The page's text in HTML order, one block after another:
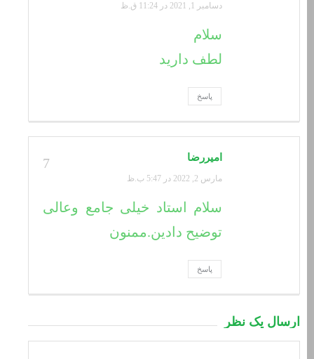
دسامبر 1, 2021 در 11:24 ق.ظ
سلام
لطف دارید
پاسخ
7 امیررضا
مارس 2, 2022 در 5:47 ب.ظ
سلام استاد خیلی جامع وعالی
توضیح دادین.ممنون
پاسخ
ارسال یک نظر